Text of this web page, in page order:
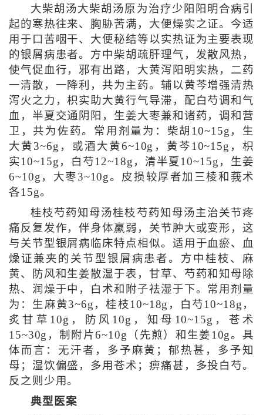
大柴胡汤大柴胡汤原为治疗少阳阳明合病引
起的寒热往来、胸胁苦满，大便燥实之证。今适
用于口苦咽干、大便秘结等以实热证为主要表现
的银屑病患者。方中柴胡疏肝理气，发散风热，
使气促血行，邪有出路，大黄泻阳明实热，二药
一清散，一降利，共为主药。辅以黄芩增强清热
泻火之力，枳实助大黄行气导滞，配白芍调和气
血，半夏交通阴阳，生姜大枣兼和诸药，调和营
卫，共为佐药。常用剂量为：柴胡10~15g，生
大黄3~6g，或酒大黄6~10g，黄芩10~15g，枳
实10~15g，白芍12~18g，清半夏10~15g，生姜
6~10g，大枣3~10g。皮损较厚者加三棱和莪术
各15g。
桂枝芍药知母汤桂枝芍药知母汤主治关节疼
痛反复发作，伴身体羸弱，关节肿大或变形，这
与关节型银屑病临床特点相似。适用于血瘀、血
燥证兼夹的关节型银屑病患者。方中桂枝、麻
黄、防风和生姜散湿于表，甘草、芍药和知母除
热、润燥于中，白术和附子祛湿于下。常用剂量
为：生麻黄3~6g，桂枝10~18g，白芍10~18g，
炙甘草10g，防风10g，知母10~15g，苍术
15~30g，制附片6~10g（先煎）和生姜10g。具
体而言：无汗者，多予麻黄；郁热甚，多予知
母；湿饮偏盛，多用苍术；痹痛甚，多投白芍。
反之则少用。
典型医案